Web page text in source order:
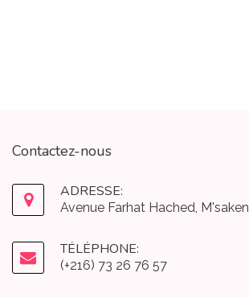
Contactez-nous
ADRESSE:
Avenue Farhat Hached, M'saken
TÉLÉPHONE:
(+216) 73 26 76 57